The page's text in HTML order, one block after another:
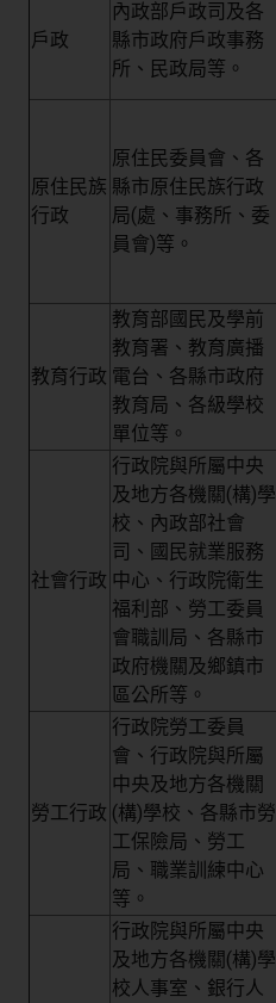
戶政
內政部戶政司及各
縣市政府戶政事務
所、民政局等。
原住民族
行政
原住民委員會、各
縣市原住民族行政
局(處、事務所、委
員會)等。
教育行政
教育部國民及學前
教育署、教育廣播
電台、各縣市政府
教育局、各級學校
單位等。
社會行政
行政院與所屬中央
及地方各機關(構)學
校、內政部社會
司、國民就業服務
中心、行政院衛生
福利部、勞工委員
會職訓局、各縣市
政府機關及鄉鎮市
區公所等。
勞工行政
行政院勞工委員
會、行政院與所屬
中央及地方各機關
(構)學校、各縣市勞
工保險局、勞工
局、職業訓練中心
等。
行政院與所屬中央
及地方各機關(構)學
校人事室、銀行人